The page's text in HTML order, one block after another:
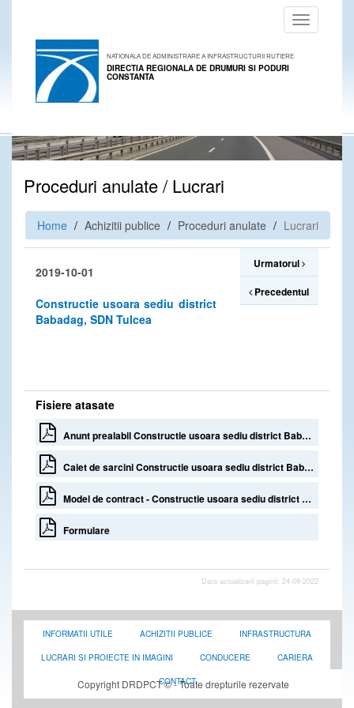
Toggle
navigation
NATIONALA DE ADMINISTRARE A INFRASTRUCTURII RUTIERE
DIRECTIA REGIONALA DE DRUMURI SI PODURI
CONSTANTA
Proceduri anulate / Lucrari
Home Achizitii publice Proceduri anulate Lucrari
2019-10-01
Constructie usoara sediu district
Babadag, SDN Tulcea
Urmatorul
Precedentul
Fisiere atasate
Anunt prealabil Constructie usoara sediu district Babadag, SDN Tulcea
Caiet de sarcini Constructie usoara sediu district Babadag, SDN Tulcea
Model de contract - Constructie usoara sediu district Babadag - SDN Tulcea
Formulare
Data actualizarii paginii: 24-09-2022
INFORMATII UTILE ACHIZITII PUBLICE INFRASTRUCTURA
LUCRARI SI PROIECTE IN IMAGINI CONDUCERE CARIERA
CONTACT
Copyright DRDPCT © - Toate drepturile rezervate